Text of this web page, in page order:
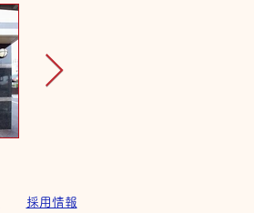
採用情報